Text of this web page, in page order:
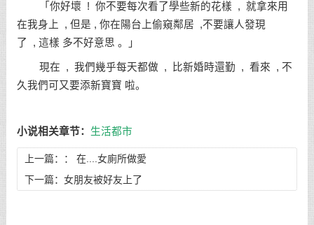
「你好壞 ! 你不要每次看了學些新的花樣 , 就拿來用
在我身上 , 但是 , 你在陽台上偷窺鄰居 ,不要讓人發現
了 , 這樣 多不好意思 。」
現在 , 我們幾乎每天都做 , 比新婚時還勤 , 看來 , 不
久我們可又要添新寶寶 啦。
小说相关章节： 生活都市
上一篇：： 在....女廁所做愛
下一篇： 女朋友被好友上了